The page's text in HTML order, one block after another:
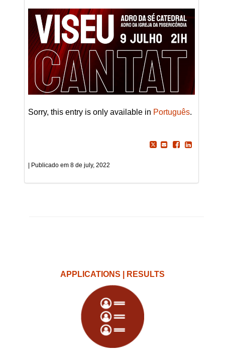
Sorry, this entry is only available in Português.
8 de july, 2022
APPLICATIONS | RESULTS